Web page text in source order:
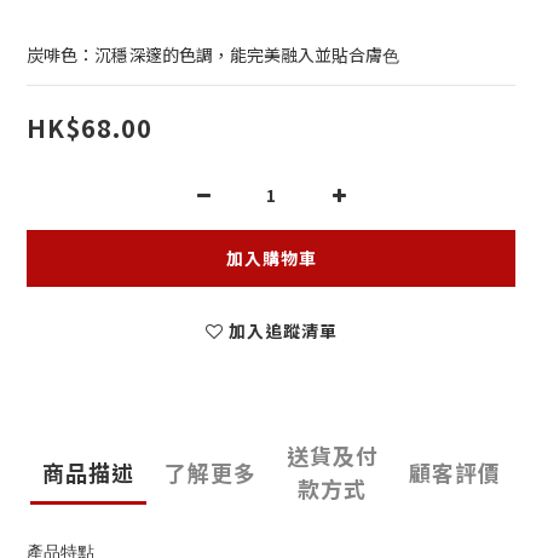
炭啡色：沉穩深邃的色調，能完美融入並貼合膚⾊
HK$68.00
加入購物車
加入追蹤清單
商品描述 了解更多
送貨及付
款方式
顧客評價
產品特點